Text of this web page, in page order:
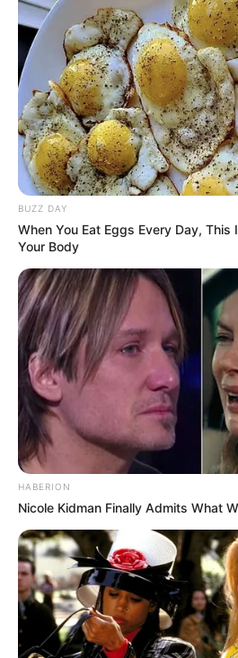
8 Kata Lucu Seputar
Minggu ala Jomblo yang
Ngenes
10 Desain Kanopi Tempat
Tidur, Serasa Beristirahat di
Kamar Raja
Tampil Lebih Modern, 7
Hasil Renovasi Rumah
90 Tahun
BUZZ DAY
When You Eat Eggs Every Day, This
Your Body
HABERION
Nicole Kidman Finally Admits What